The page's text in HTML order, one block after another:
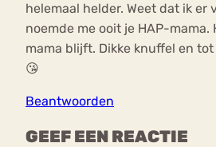
helemaal helder. Weet dat ik er
noemde me ooit je HAP-mama.
mama blijft. Dikke knuffel en
😘
Beantwoorden
GEEF EEN REACTIE